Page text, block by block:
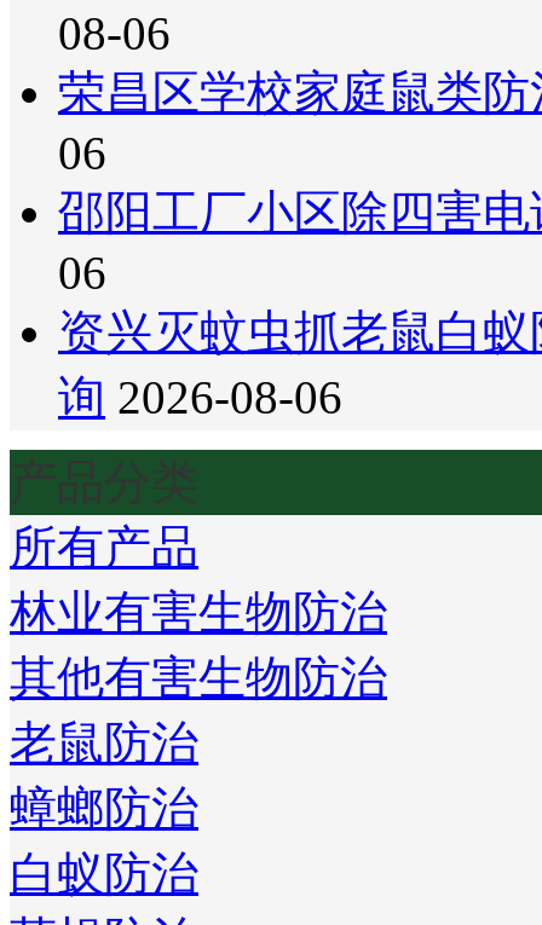
08-06
荣昌区学校家庭鼠类
06
邵阳工厂小区除四害
06
资兴灭蚊虫抓老鼠白
询 2026-08-06
产品分类
所有产品
林业有害生物防治
其他有害生物防治
老鼠防治
蟑螂防治
白蚁防治